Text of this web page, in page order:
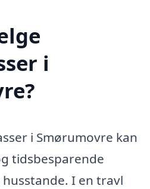
i
i Smørumovre kan
tidsbesparende
I en travl